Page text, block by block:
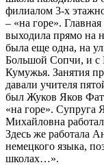
филиалом 3-х
– «на горе».
выходила прямо на
была еще одна, на
Большой Сопчи, и с
Кумужья. Занятия
давали учителя
был Жуков Яков
«на горе». Супруга
Михайловна
Здесь же работала
немецкого языка,
школах…».